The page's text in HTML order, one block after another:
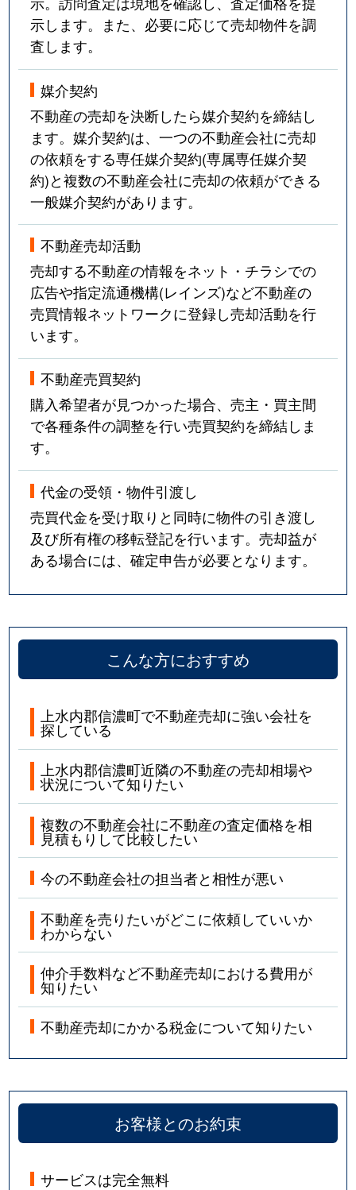
示します。また、必要に応じて売却物件を調
査します。
媒介契約
不動産の売却を決断したら媒介契約を締結し
ます。媒介契約は、一つの不動産会社に売却
の依頼をする専任媒介契約(専属専任媒介契
約)と複数の不動産会社に売却の依頼ができる
一般媒介契約があります。
不動産売却活動
売却する不動産の情報をネット・チラシでの
広告や指定流通機構(レインズ)など不動産の
売買情報ネットワークに登録し売却活動を行
います。
不動産売買契約
購入希望者が見つかった場合、売主・買主間
で各種条件の調整を行い売買契約を締結しま
す。
代金の受領・物件引渡し
売買代金を受け取りと同時に物件の引き渡し
及び所有権の移転登記を行います。売却益が
ある場合には、確定申告が必要となります。
こんな方におすすめ
上水内郡信濃町で不動産売却に強い会社を
探している
上水内郡信濃町近隣の不動産の売却相場や
状況について知りたい
複数の不動産会社に不動産の査定価格を相
見積もりして比較したい
今の不動産会社の担当者と相性が悪い
不動産を売りたいがどこに依頼していいか
わからない
仲介手数料など不動産売却における費用が
知りたい
不動産売却にかかる税金について知りたい
お客様とのお約束
サービスは完全無料